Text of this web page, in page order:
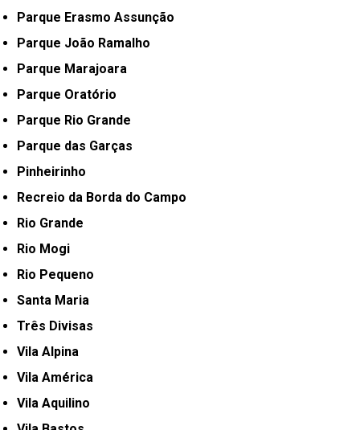
Parque Erasmo Assunção
Parque João Ramalho
Parque Marajoara
Parque Oratório
Parque Rio Grande
Parque das Garças
Pinheirinho
Recreio da Borda do Campo
Rio Grande
Rio Mogi
Rio Pequeno
Santa Maria
Três Divisas
Vila Alpina
Vila América
Vila Aquilino